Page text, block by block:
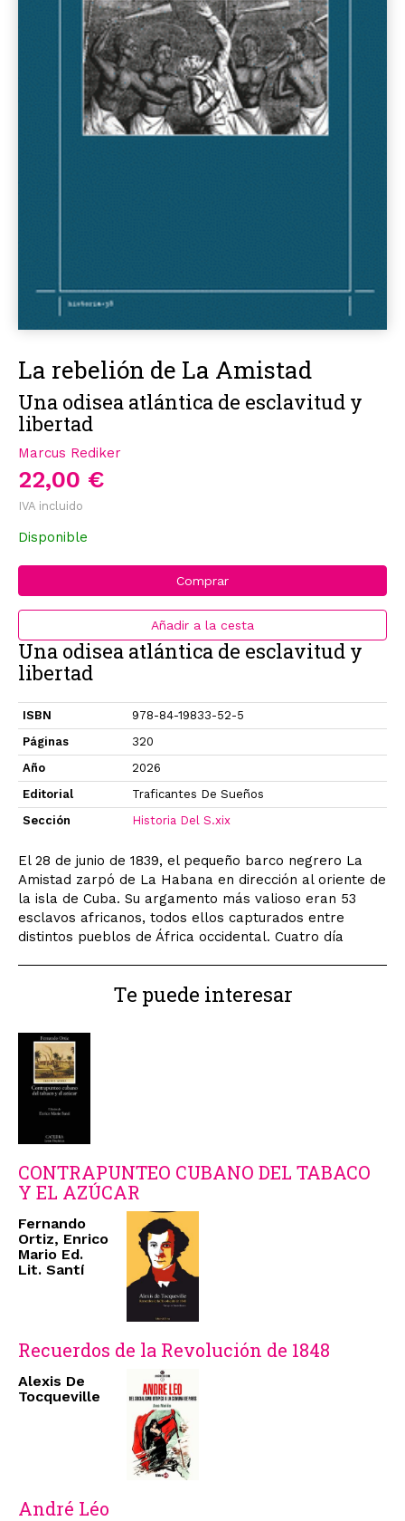
La rebelión de La Amistad
Una odisea atlántica de esclavitud y
libertad
Marcus Rediker
22,00 €
IVA incluido
Disponible
Comprar
Añadir a la cesta
Una odisea atlántica de esclavitud y
libertad
ISBN
978-84-19833-52-5
Páginas
320
Año
2026
Editorial
Traficantes De Sueños
Sección
Historia Del S.xix
El 28 de junio de 1839, el pequeño barco negrero La
Amistad zarpó de La Habana en dirección al oriente de
la isla de Cuba. Su argamento más valioso eran 53
esclavos africanos, todos ellos capturados entre
distintos pueblos de África occidental. Cuatro día
Te puede interesar
CONTRAPUNTEO CUBANO DEL TABACO
Y EL AZÚCAR
Fernando
Ortiz, Enrico
Mario Ed.
Lit. Santí
Recuerdos de la Revolución de 1848
Alexis De
Tocqueville
André Léo